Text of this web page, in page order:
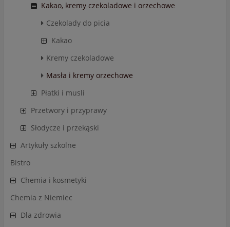
Kakao, kremy czekoladowe i orzechowe
Czekolady do picia
Kakao
Kremy czekoladowe
Masła i kremy orzechowe
Płatki i musli
Przetwory i przyprawy
Słodycze i przekąski
Artykuły szkolne
Bistro
Chemia i kosmetyki
Chemia z Niemiec
Dla zdrowia